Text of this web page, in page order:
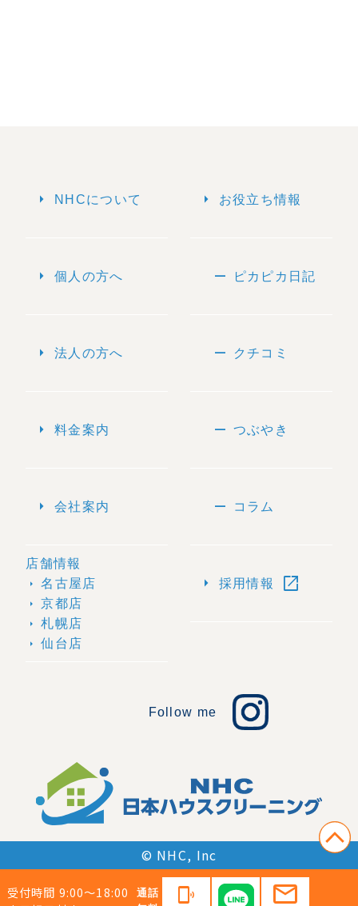
受付時間 9:00〜18:00
通話
phonelink_ring mail
arrow_right NHCについて
arrow_right 個人の方へ
arrow_right 法人の方へ
arrow_right 料金案内
arrow_right 会社案内
店舗情報
arrow_right 名古屋店
arrow_right 京都店
arrow_right 札幌店
arrow_right 仙台店
arrow_right お役立ち情報
remove ピカピカ日記
remove クチコミ
remove つぶやき
remove コラム
arrow_right 採用情報 open_in_new
Follow me
© NHC, Inc